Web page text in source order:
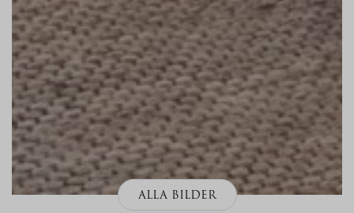
ALLA BILDER